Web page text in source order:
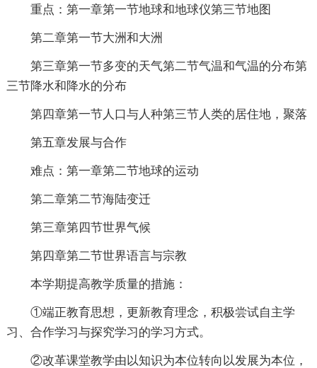
重点：第一章第一节地球和地球仪第三节地图
第二章第一节大洲和大洲
第三章第一节多变的天气第二节气温和气温的分布第
三节降水和降水的分布
第四章第一节人口与人种第三节人类的居住地，聚落
第五章发展与合作
难点：第一章第二节地球的运动
第二章第二节海陆变迁
第三章第四节世界气候
第四章第二节世界语言与宗教
本学期提高教学质量的措施：
①端正教育思想，更新教育理念，积极尝试自主学
习、合作学习与探究学习的学习方式。
②改革课堂教学由以知识为本位转向以发展为本位，